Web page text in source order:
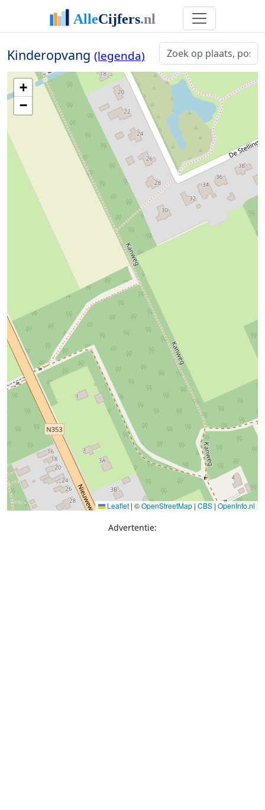
Kinderopvang (legenda)
+
−
Leaflet | ©OpenStreetMap | CBS | OpenInfo.nl
Advertentie: